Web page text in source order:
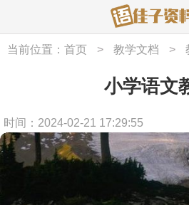
当前位置： 首页 > 教学文档 >
小学语文
时间：2024-02-21 17:29:55